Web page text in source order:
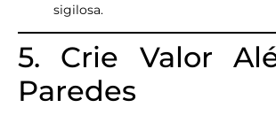
sigilosa.
5. Crie Valor
Paredes